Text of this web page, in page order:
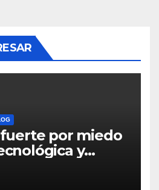
por miedo
y
#crypto